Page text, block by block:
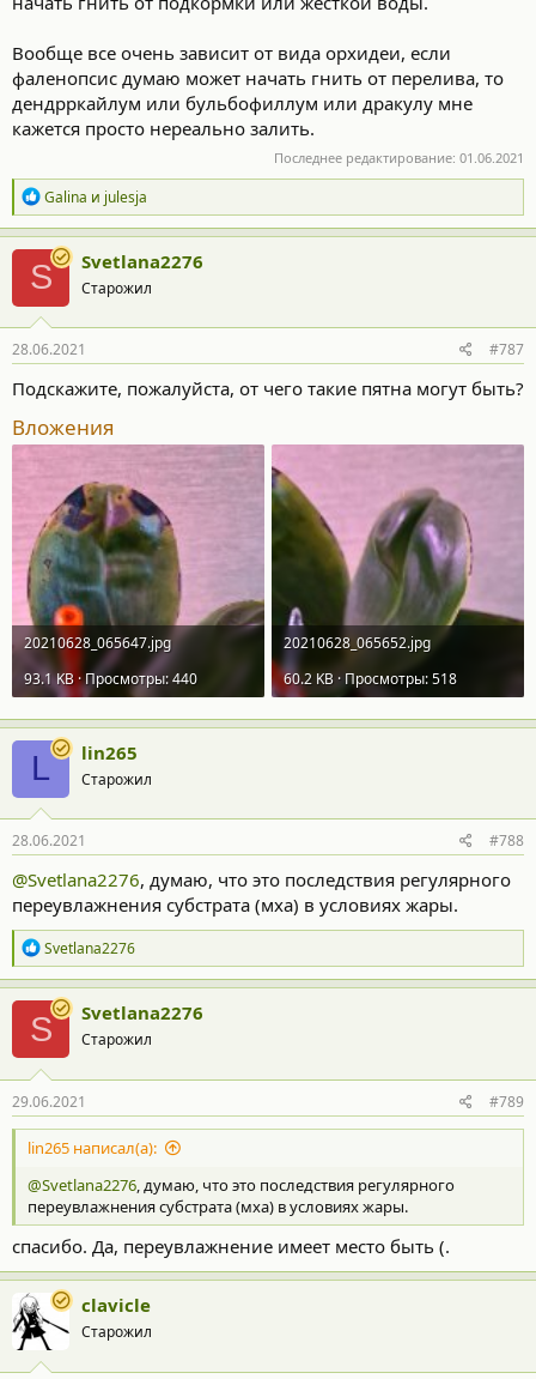
Вообще все очень зависит от вида орхидеи, если
фаленопсис думаю может начать гнить от перелива, то
дендрркайлум или бульбофиллум или дракулу мне
кажется просто нереально залить.
Последнее редактирование: 01.06.2021
Р
е
а
к
ц
и
и
:
Galina и julesja
S Svetlana2276
Старожил
28.06.2021 #787
Подскажите, пожалуйста, от чего такие пятна могут быть?
Вложения
20210628_065647.jpg
93.1 KB · Просмотры: 440
20210628_065652.jpg
60.2 KB · Просмотры: 518
L lin265
Старожил
28.06.2021 #788
@Svetlana2276, думаю, что это последствия регулярного
переувлажнения субстрата (мха) в условиях жары.
Р
е
а
к
ц
и
и
:
Svetlana2276
S Svetlana2276
Старожил
29.06.2021 #789
lin265 написал(а):
@Svetlana2276 , думаю, что это последствия регулярного
переувлажнения субстрата (мха) в условиях жары.
спасибо. Да, переувлажнение имеет место быть (.
clavicle
Старожил